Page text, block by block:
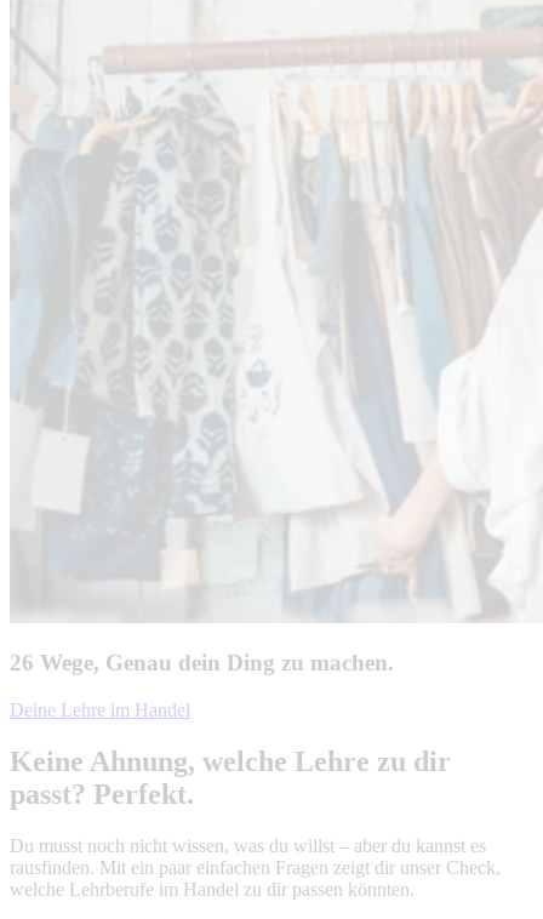
26 Wege, Genau dein Ding zu machen.
Deine Lehre im Handel
Keine Ahnung, welche Lehre zu dir
passt? Perfekt.
Du musst noch nicht wissen, was du willst – aber du kannst es
rausfinden. Mit ein paar einfachen Fragen zeigt dir unser Check,
welche Lehrberufe im Handel zu dir passen könnten.